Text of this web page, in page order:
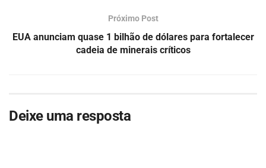
Próximo Post
EUA anunciam quase 1 bilhão de dólares para fortalecer
cadeia de minerais críticos
Deixe uma resposta